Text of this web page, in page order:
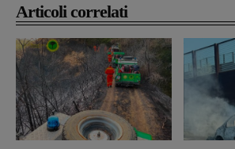
Articoli correlati